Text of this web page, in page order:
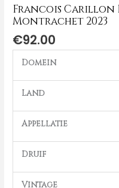
Francois Carillon
Montrachet 2023
€92.00
Domein
Land
Appellatie
Druif
Vintage